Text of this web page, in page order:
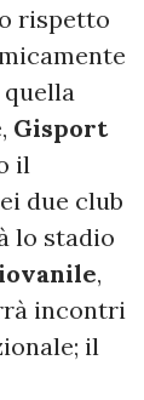
rispetto
Gisport
il
due club
lo stadio
,
incontri
il